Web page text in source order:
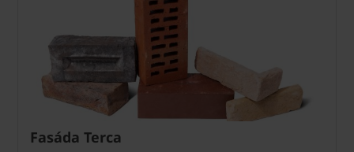
Fasáda Terca